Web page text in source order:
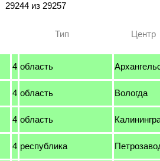
29244 из 29257
Тип Центр
4 область
4 область Вологда
4 область
4 республика